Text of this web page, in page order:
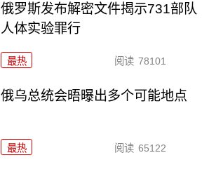
俄罗斯发布解密文件揭示731部队
人体实验罪行
最热 阅读 78101
俄乌总统会晤曝出多个可能地点
最热 阅读 65122